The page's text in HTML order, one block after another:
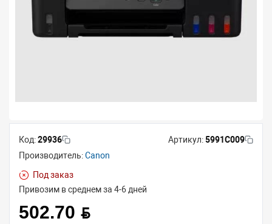
Код:29936 Артикул:5991C009
Производитель:Canon
Под заказ
Привозим в среднем за 4-6 дней
502.70 BYN